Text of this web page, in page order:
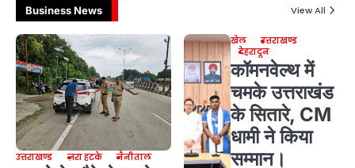
Business News View All
उत्तराखण्ड ज़रा हटके नैनीताल
खेल
उत्तराखण्ड
देहरादून
कॉमनवेल्थ में
चमके उत्तराखंड
के सितारे, CM
धामी ने किया
सम्मान।